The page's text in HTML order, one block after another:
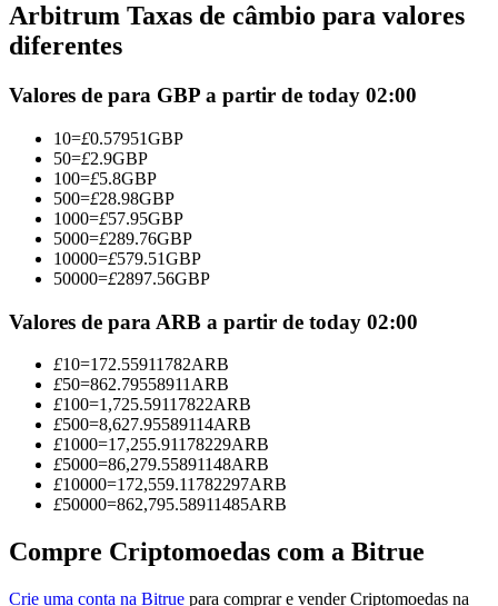
Torne-se um Trader de Cópias
Desfrute da partilha de lucros e comissões de copy trading
Informação
Arbitrum Taxas de câmbio para valores
diferentes
Valores de para GBP a partir de today 02:00
10=£0.57951GBP
50=£2.9GBP
100=£5.8GBP
500=£28.98GBP
1000=£57.95GBP
5000=£289.76GBP
10000=£579.51GBP
50000=£2897.56GBP
Valores de para ARB a partir de today 02:00
£10=172.55911782ARB
£50=862.79558911 ARB
£100=1,725.59117822ARB
£500=8,627.95589114ARB
£1000=17,255.91178229ARB
£5000=86,279.55891148ARB
£10000=172,559.11782297ARB
£50000=862,795.58911485ARB
Compre Criptomoedas com a Bitrue
Crie uma conta na Bitrue para comprar e vender Criptomoedas na